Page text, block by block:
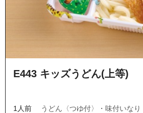
E443 キッズうどん(上等)
1人前
うどん〈つゆ付〉・味付いなり